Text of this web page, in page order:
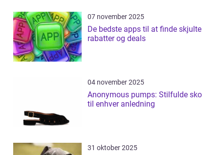
07 november 2025
De bedste apps til at finde skjulte
rabatter og deals
04 november 2025
Anonymous pumps: Stilfulde sko
til enhver anledning
31 oktober 2025